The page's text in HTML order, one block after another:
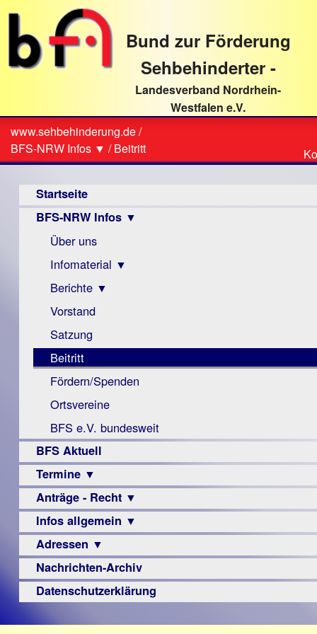
direkt
Textinhalt
Bund zur Förderung
Sehbehinderter -
Landesverband Nordrhein-
Westfalen e.V.
Sie
sind
hier
www.sehbehinderung.de/
BFS-NRW Infos ▼ /Beitritt
Startseite
BFS-NRW Infos ▼
Über uns
Infomaterial ▼
Visus
Zeitschrift
Monokular
Mac
Instagram-
Links
Berichte ▼
Archiv
Berichte
Vorstand
Satzung
Beitritt
Fördern/Spenden
Ortsvereine
BFS e.V. bundesweit
BFS Aktuell
Termine ▼
Veranstaltungsprogramme
Anträge - Recht ▼
Archiv
Urteile
Infos allgemein ▼
Sehbehinderung
Frühförderung
Schule
–
Adressen ▼
Augenoptiker
Berufsbildungswerke
Nachrichten-Archiv
Datenschutzerklärung